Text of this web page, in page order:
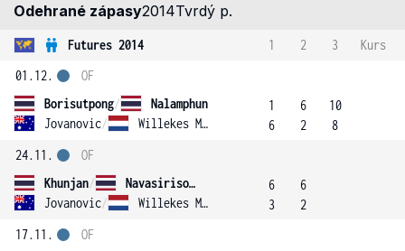
Odehrané zápasy2014Tvrdý p.
Futures 2014 1 2 3
Kurs
01.12.
Borisutpong/
Nalamphun
Jovanovic/ Willekes Macdonald
OF
1
6
6
2
10
8
24.11.
Khunjan/
Navasirisomboon
Jovanovic/ Willekes Macdonald
OF
6
3
6
2
17.11.
OF